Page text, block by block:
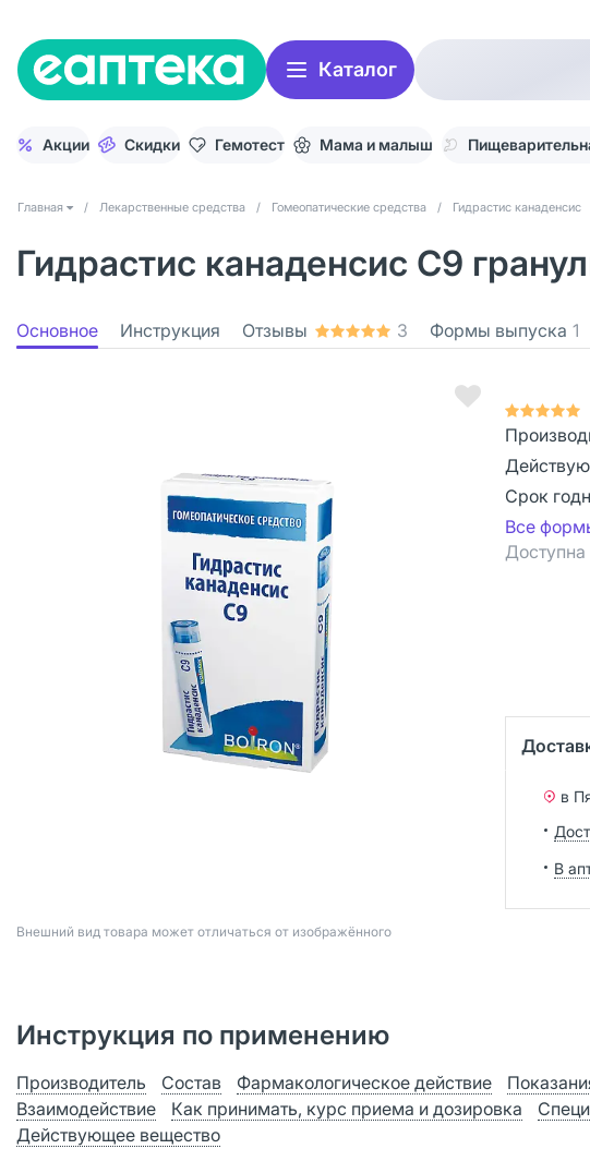
Каталог
Акции Скидки Гемотест Мама и малыш
Главная / Лекарственные средства / Гомеопатические средства / Гидрастис канаденсис
Гидрастис канаденсис С9
Основное Инструкция Отзывы 3 Формы выпуска 1
Bнешний вид товара может отличаться от изображённого
Срок
Все
Доступна
в
В
Инструкция по применению
Производитель Состав Фармакологическое действие
Взаимодействие
Как принимать, курс приема и дозировка
Действующее вещество